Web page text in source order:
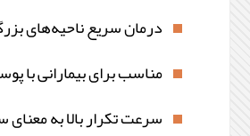
درمان سریع ناحیه‌های
مناسب برای بیمارانی با
سرعت تکرار بالا به